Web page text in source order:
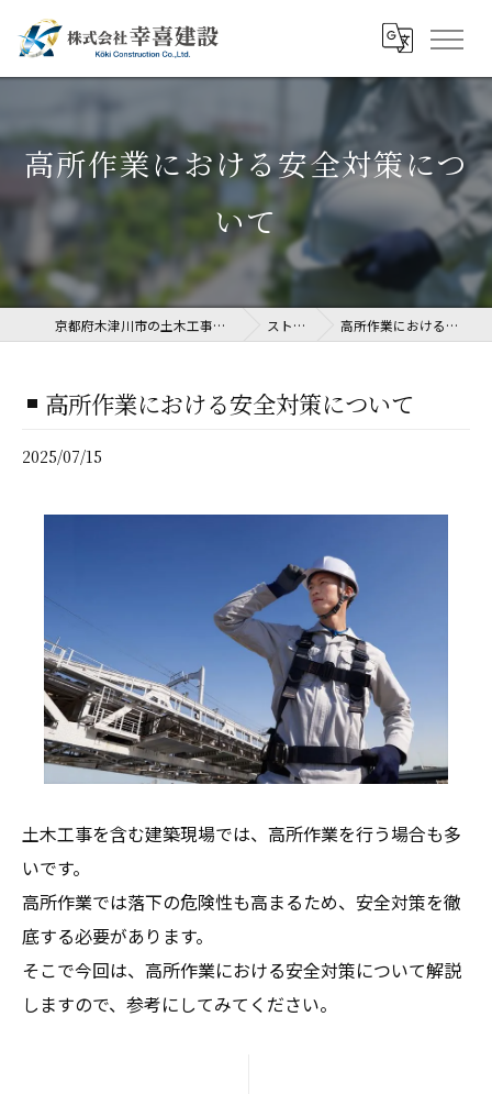
高所作業における安全対策につ
いて
京都府木津川市の土木工事なら株式会社幸喜建設 ストーリー 高所作業における安全対策について
高所作業における安全対策について
2025/07/15
土木工事を含む建築現場では、高所作業を行う場合も多
いです。
高所作業では落下の危険性も高まるため、安全対策を徹
底する必要があります。
そこで今回は、高所作業における安全対策について解説
しますので、参考にしてみてください。